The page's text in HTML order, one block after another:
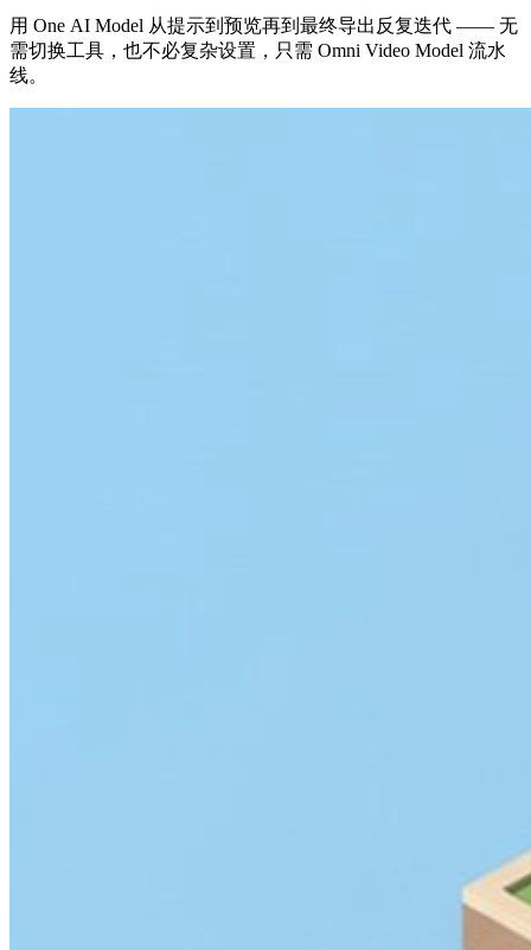
用 One AI Model 从提示到预览再到最终导出反复迭代 —— 无
需切换工具，也不必复杂设置，只需 Omni Video Model 流水
线。